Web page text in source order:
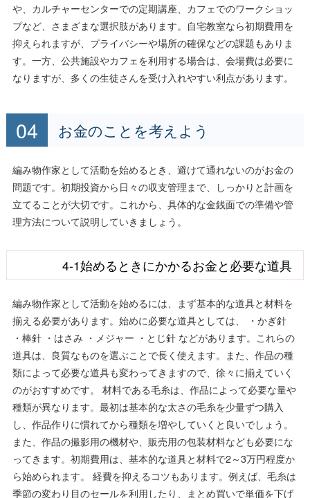
や、カルチャーセンターでの定期講座、カフェでのワークショッ
プなど、さまざまな選択肢があります。自宅教室なら初期費用を
抑えられますが、プライバシーや場所の確保などの課題もありま
す。一方、公共施設やカフェを利用する場合は、会場費は必要に
なりますが、多くの生徒さんを受け入れやすい利点があります。
お金のことを考えよう
編み物作家として活動を始めるとき、避けて通れないのがお金の
問題です。初期投資から日々の収支管理まで、しっかりと計画を
立てることが大切です。これから、具体的な金銭面での準備や管
理方法について説明していきましょう。
4-1始めるときにかかるお金と必要な道具
編み物作家として活動を始めるには、まず基本的な道具と材料を
揃える必要があります。始めに必要な道具としては、 ・かぎ針
・棒針 ・はさみ ・メジャー ・とじ針 などがあります。これらの
道具は、良質なものを選ぶことで長く使えます。また、作品の種
類によって必要な道具も変わってきますので、徐々に揃えていく
のがおすすめです。 材料である毛糸は、作品によって必要な量や
種類が異なります。最初は基本的な太さの毛糸を少量ずつ購入
し、作品作りに慣れてから種類を増やしていくと良いでしょう。
また、作品の撮影用の機材や、販売用の包装材料なども必要にな
ってきます。初期費用は、基本的な道具と材料で2～3万円程度か
ら始められます。 経費を抑えるコツもあります。例えば、毛糸は
季節の変わり目のセールを利用したり、まとめ買いで単価を下げ